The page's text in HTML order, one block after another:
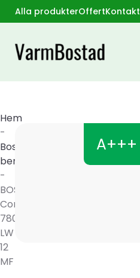
Alla produkterOffertKontakt
Hem
-
Bosch
bergvärmepumpar
-
BOSCH
Compress
7800I
LW
12
MF
A+++